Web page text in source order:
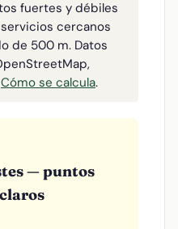
fuertes y débiles
cercanos
de 500 m. Datos
Cómo se calcula.
— puntos